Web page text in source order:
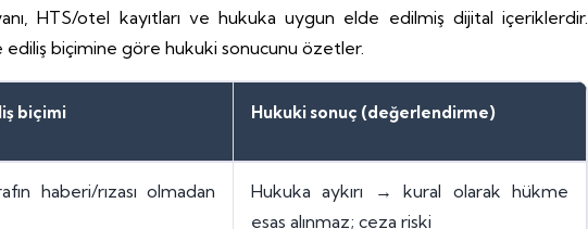
HTS/otel kayıtları ve hukuka uygun elde edilmiş dijital içeriklerdir.
ediliş biçimine göre hukuki sonucunu özetler.
biçimi Hukuki sonuç (değerlendirme)
haberi/rızası olmadan
Hukuka aykırı → kural olarak hükme
esas alınmaz; ceza riski